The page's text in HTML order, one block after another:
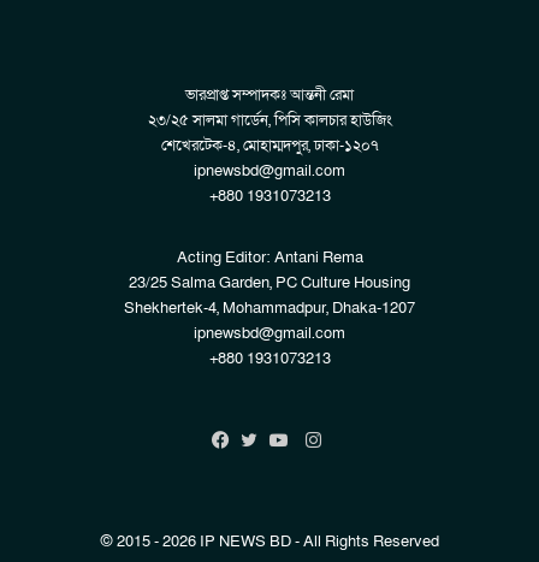
ভারপ্রাপ্ত সম্পাদকঃ আন্তনী রেমা
২৩/২৫ সালমা গার্ডেন, পিসি কালচার হাউজিং
শেখেরটেক-৪, মোহাম্মদপুর, ঢাকা-১২০৭
ipnewsbd@gmail.com
+880 1931073213
Acting Editor: Antani Rema
23/25 Salma Garden, PC Culture Housing
Shekhertek-4, Mohammadpur, Dhaka-1207
ipnewsbd@gmail.com
+880 1931073213
Instagram
© 2015 - 2026 IP NEWS BD - All Rights Reserved